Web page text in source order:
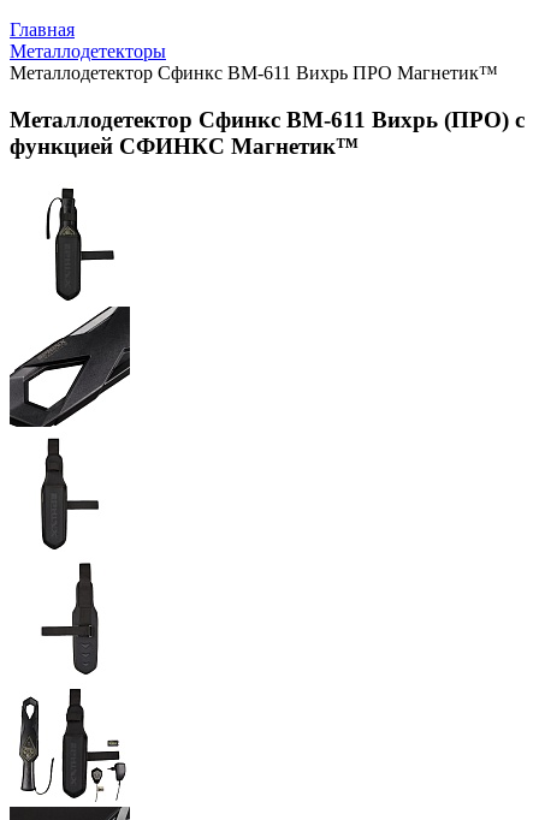
Главная
Металлодетекторы
Металлодетектор Сфинкс ВМ-611 Вихрь ПРО Магнетик™
Металлодетектор Сфинкс ВМ-611 Вихрь (ПРО) с
функцией СФИНКС Магнетик™